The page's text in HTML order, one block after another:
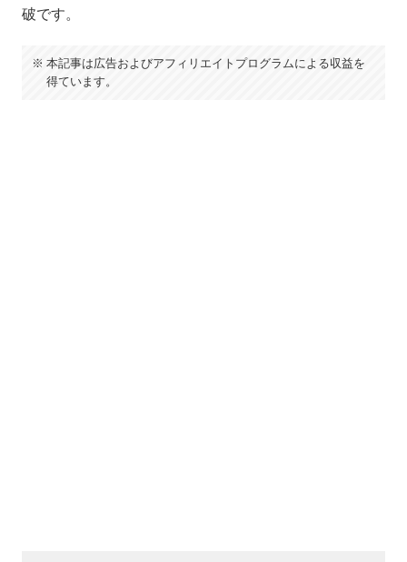
破です。
本記事は広告およびアフィリエイトプログラムによる収益を
得ています。